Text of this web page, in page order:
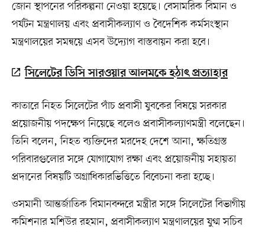
জোন স্থাপনের পরিকল্পনা নেওয়া হয়েছে। বেসামরিক বিমান ও
পর্যটন মন্ত্রণালয় এবং প্রবাসীকল্যাণ ও বৈদেশিক কর্মসংস্থান
মন্ত্রণালয়ের সমন্বয়ে এসব উদ্যোগ বাস্তবায়ন করা হবে।
সিলেটের ডিসি সারওয়ার আলমকে হঠাৎ প্রত্যাহার
কাতারে নিহত সিলেটের পাঁচ প্রবাসী যুবকের বিষয়ে সরকার
প্রয়োজনীয় পদক্ষেপ নিয়েছে বলেও প্রবাসীকল্যাণমন্ত্রী বলেছেন।
তিনি বলেন, নিহত ব্যক্তিদের মরদেহ দেশে আনা, ক্ষতিগ্রস্ত
পরিবারগুলোর সঙ্গে যোগাযোগ রক্ষা এবং প্রয়োজনীয় সহায়তা
প্রদানের বিষয়টি অগ্রাধিকারভিত্তিতে বিবেচনা করা হচ্ছে।
ওসমানী আন্তর্জাতিক বিমানবন্দরে মন্ত্রীর সঙ্গে সিলেটের বিভাগীয়
কমিশনার মশিউর রহমান, প্রবাসীকল্যাণ মন্ত্রণালয়ের যুগ্ম সচিব